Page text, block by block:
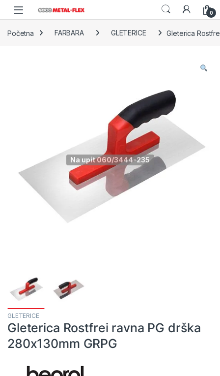
Skip to navigation
Skip to content
0
Početna FARBARA GLETERICE Gleterica
Na upit 060/3444-235
GLETERICE
Gleterica Rostfrei ravna PG drška
280x130mm GRPG